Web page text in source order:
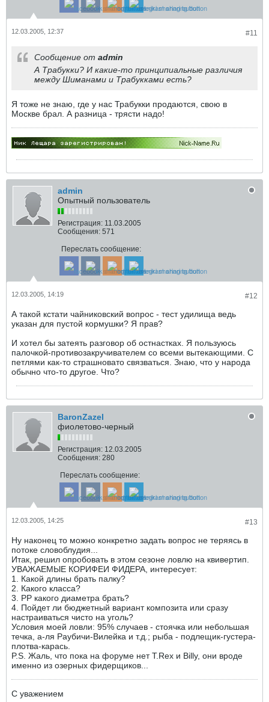
#11
12.03.2005, 12:37
Сообщение от admin
А Трабукки? И какие-то принципиальные различия
между Шиманами и Трабукками есть?
Я тоже не знаю, где у нас Трабукки продаются, свою в
Москве брал. А разница - трясти надо!
admin
Опытный пользователь
Регистрация: 11.03.2005
Сообщения: 571
Переслать сообщение:
#12
12.03.2005, 14:19
А такой кстати чайниковский вопрос - тест удилища ведь
указан для пустой кормушки? Я прав?
И хотел бы затеять разговор об остнастках. Я пользуюсь
палочкой-противозакручивателем со всеми вытекающими. С
петлями как-то страшновато связваться. Знаю, что у народа
обычно что-то другое. Что?
BaronZazel
фиолетово-черный
Регистрация: 12.03.2005
Сообщения: 280
Переслать сообщение:
#13
12.03.2005, 14:25
Ну наконец то можно конкретно задать вопрос не теряясь в
потоке словоблудия...
Итак, решил опробовать в этом сезоне ловлю на квивертип.
УВАЖАЕМЫЕ КОРИФЕИ ФИДЕРА, интересует:
1. Какой длины брать палку?
2. Какого класса?
3. PP какого диаметра брать?
4. Пойдет ли бюджетный вариант композита или сразу
настраиваться чисто на уголь?
Условия моей ловли: 95% случаев - стоячка или небольшая
течка, а-ля Раубичи-Вилейка и т.д.; рыба - подлещик-густера-
плотва-карась.
P.S. Жаль, что пока на форуме нет T.Rex и Billy, они вроде
именно из озерных фидерщиков...
С уважением